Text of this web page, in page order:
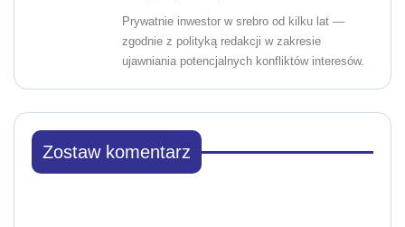
Prywatnie inwestor w srebro od kilku lat —
zgodnie z polityką redakcji w zakresie
ujawniania potencjalnych konfliktów interesów.
Zostaw komentarz